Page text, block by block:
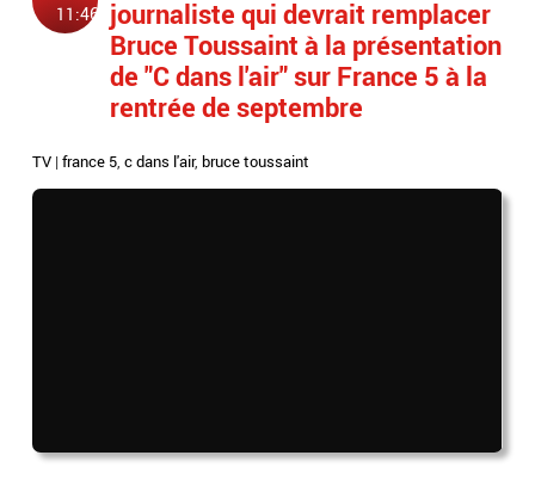
11:46 journaliste qui devrait remplacer
Bruce Toussaint à la présentation
de "C dans l'air" sur France 5 à la
rentrée de septembre
TV |france 5,c dans l'air,bruce toussaint